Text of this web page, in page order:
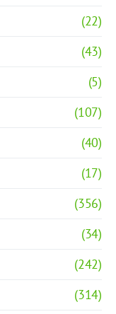
(22)
(43)
(5)
(107)
(40)
(17)
(356)
(34)
(242)
(314)